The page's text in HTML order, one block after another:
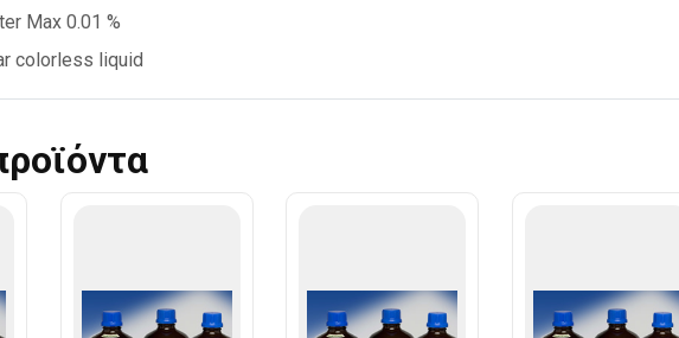
Max 0.01 %
colorless liquid